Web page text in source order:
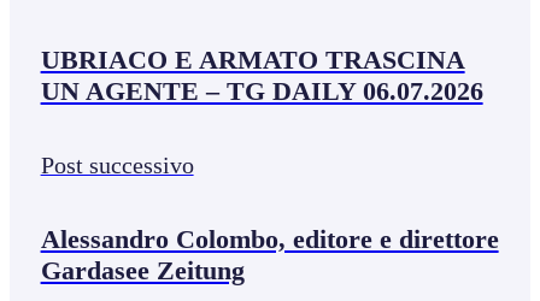
UBRIACO E ARMATO TRASCINA
UN AGENTE – TG DAILY 06.07.2026
Post successivo
Alessandro Colombo, editore e direttore
Gardasee Zeitung